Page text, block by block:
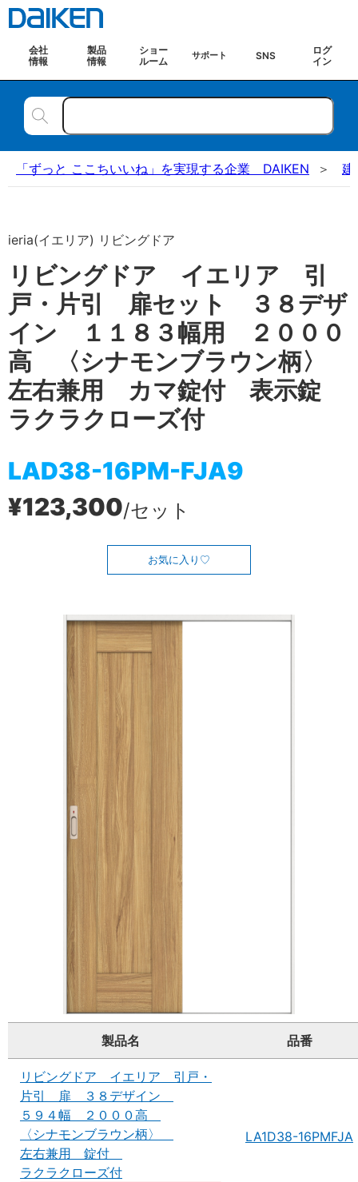
会社
情報
製品
情報
ショー
ルーム
サポート SNS
ログ
イン
「ずっと ここちいいね」を実現する企業 DAIKEN 建
ieria(イエリア) リビングドア
リビングドア イエリア 引
戸・片引 扉セット ３８デザ
イン １１８３幅用 ２０００
高 〈シナモンブラウン柄〉
左右兼用 カマ錠付 表示錠
ラクラクローズ付
LAD38-16PM-FJA9
¥123,300/セット
お気に入り
製品名 品番
リビングドア イエリア 引戸・
片引 扉 ３８デザイン
５９４幅 ２０００高
〈シナモンブラウン柄〉
左右兼用 錠付
ラクラクローズ付
LA1D38-16PMFJA